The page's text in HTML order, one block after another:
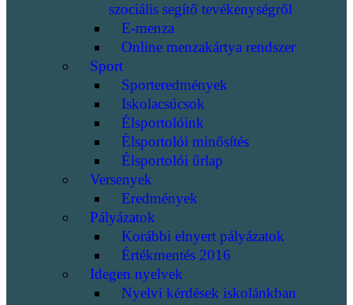
szociális segítő tevékenységről
E-menza
Online menzakártya rendszer
Sport
Sporteredmények
Iskolacsúcsok
Élsportolóink
Élsportolói minősítés
Élsportolói űrlap
Versenyek
Eredmények
Pályázatok
Korábbi elnyert pályázatok
Értékmentés 2016
Idegen nyelvek
Nyelvi kérdések iskolánkban